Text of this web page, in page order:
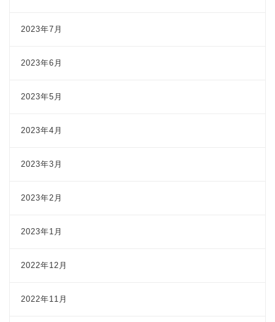
2023年7月
2023年6月
2023年5月
2023年4月
2023年3月
2023年2月
2023年1月
2022年12月
2022年11月